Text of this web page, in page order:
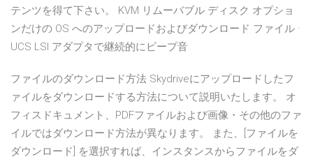
テンツを得て下さい。 KVM リムーバブル ディスク オプショ
ンだけの OS へのアップロードおよびダウンロード ファイル ·
UCS LSI アダプタで継続的にビープ音
ファイルのダウンロード方法 Skydriveにアップロードしたフ
ァイルをダウンロードする方法について説明いたします。 オ
フィスドキュメント、PDFファイルおよび画像・その他のファ
イルではダウンロード方法が異なります。 また、[ファイルを
ダウンロード] を選択すれば、インスタンスからファイルをダ